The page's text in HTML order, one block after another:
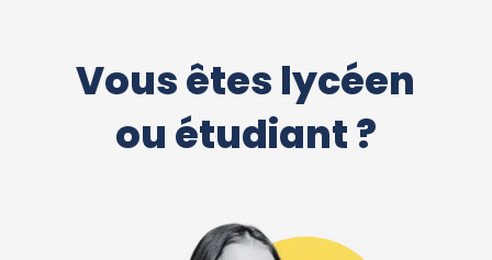
Vous êtes lycéen
ou étudiant ?